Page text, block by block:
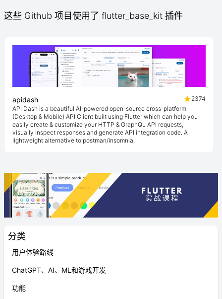
分类
用户体验路线
ChatGPT、AI、ML和游戏开发
功能
这些 Github 项目使用了 flutter_base_kit 插件
apidash
2374
API Dash is a beautiful AI-powered open-source cross-platform
(Desktop & Mobile) API Client built using Flutter which can help you
easily create & customize your HTTP & GraphQL API requests,
visually inspect responses and generate API integration code. A
lightweight alternative to postman/insomnia.